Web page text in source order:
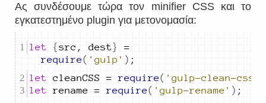
Ας συνδέσουμε τώρα τον minifier CSS και το
εγκατεστημένο plugin για μετονομασία:
let {src , dest}
=
require( 'gulp' ) ;
let cleanCSS = require( 'gulp-clean-css'
let rename = require( 'gulp-rename' ) ;